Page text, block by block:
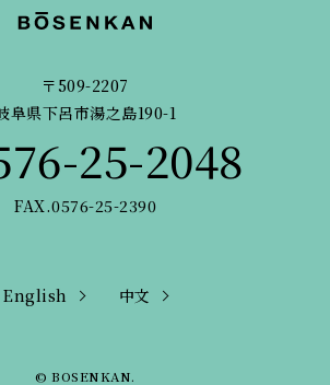
〒509-2207
阜県下呂市湯之島190-1
25-2048
FAX.0576-25-2390
English 中文
© BOSENKAN.